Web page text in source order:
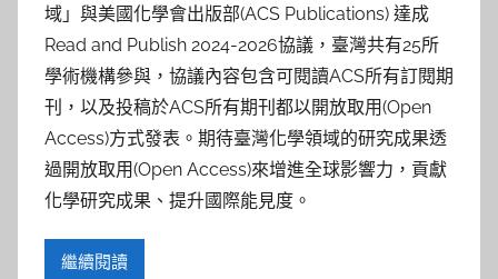
域」與美國化學會出版部(ACS Publications) 達成
Read and Publish 2024-2026協議，臺灣共有25所
學術機構參與，協議內容包含可閱讀ACS所有訂閱期
刊，以及投稿於ACS所有期刊都以開放取用(Open
Access)方式發表。期待臺灣化學領域的研究成果透
過開放取用(Open Access)來增進全球影響力，貢獻
化學研究成果、提升國際能見度。
繼續閱讀